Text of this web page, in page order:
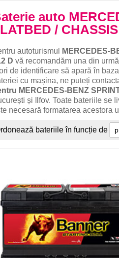
auto
/
autoturismul
MERCEDES-
D vă recomandăm una din
de identificare să apară în
cu mașina, ne puteți
MERCEDES-BENZ
și Ilfov. Toate bateriile se
necesară formatarea acestora
bateriile în funcție de